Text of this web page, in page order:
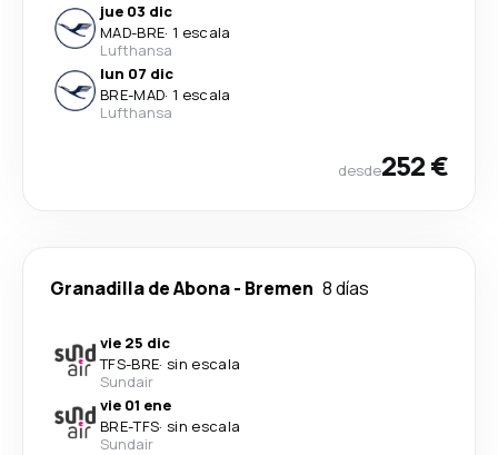
jue 03 dic
MAD-BRE· 1 escala
Lufthansa
lun 07 dic
BRE-MAD· 1 escala
Lufthansa
desde252 €
Granadilla de Abona- Bremen 8 días
vie 25 dic
TFS-BRE· sin escala
Sundair
vie 01 ene
BRE-TFS· sin escala
Sundair